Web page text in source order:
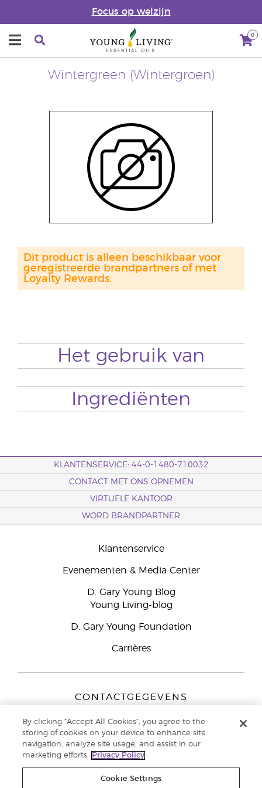
Focus op welzijn
0
Wintergreen (Wintergroen)
Dit product is alleen beschikbaar voor
geregistreerde brandpartners of met
Loyalty Rewards.
Het gebruik van
Ingrediënten
KLANTENSERVICE: 44-0-1480-710032
CONTACT MET ONS OPNEMEN
VIRTUELE KANTOOR
WORD BRANDPARTNER
Klantenservice
Evenementen & Media Center
D. Gary Young Blog
Young Living-blog
D. Gary Young Foundation
Carrières
CONTACTGEGEVENS
Peizerweg 97
9727 AJ Groningen
Nederland
Klantenservice:44-0-1480-710032
By clicking “Accept All Cookies”, you agree to the
storing of cookies on your device to enhance site
navigation, analyze site usage, and assist in our
marketing efforts.
Privacy Policy
Cookie Settings